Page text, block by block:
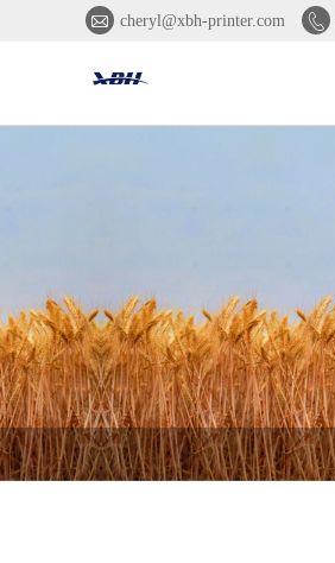
 cheryl@xbh-printer.com 